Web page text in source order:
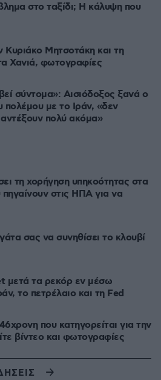
στο ταξίδι; Η κάλυψη που
Κυριάκο Μητσοτάκη και τη
Χανιά, φωτογραφίες
σύντομα»: Αισιόδοξος ξανά ο
πολέμου με το Ιράν, «δεν
πολύ ακόμα»
τη χορήγηση υπηκοότητας στα
στις ΗΠΑ για να
σας να συνηθίσει το κλουβί
μετά τα ρεκόρ εν μέσω
το πετρέλαιο και τη Fed
που κατηγορείται για την
βίντεο και φωτογραφίες